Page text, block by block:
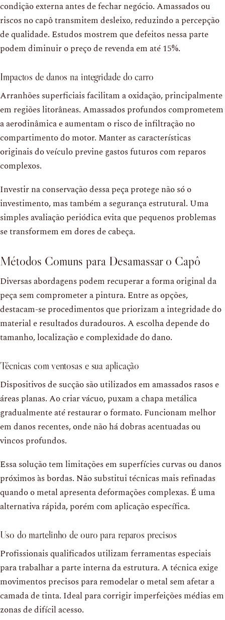
condição externa antes de fechar negócio. Amassados ou
riscos no capô transmitem desleixo, reduzindo a percepção
de qualidade. Estudos mostrem que defeitos nessa parte
podem diminuir o preço de revenda em até 15%.
Impactos de danos na integridade do carro
Arranhões superficiais facilitam a oxidação, principalmente
em regiões litorâneas. Amassados profundos comprometem
a aerodinâmica e aumentam o risco de infiltração no
compartimento do motor. Manter as características
originais do veículo previne gastos futuros com reparos
complexos.
Investir na conservação dessa peça protege não só o
investimento, mas também a segurança estrutural. Uma
simples avaliação periódica evita que pequenos problemas
se transformem em dores de cabeça.
Métodos Comuns para Desamassar o Capô
Diversas abordagens podem recuperar a forma original da
peça sem comprometer a pintura. Entre as opções,
destacam-se procedimentos que priorizam a integridade do
material e resultados duradouros. A escolha depende do
tamanho, localização e complexidade do dano.
Técnicas com ventosas e sua aplicação
Dispositivos de sucção são utilizados em amassados rasos e
áreas planas. Ao criar vácuo, puxam a chapa metálica
gradualmente até restaurar o formato. Funcionam melhor
em danos recentes, onde não há dobras acentuadas ou
vincos profundos.
Essa solução tem limitações em superfícies curvas ou danos
próximos às bordas. Não substitui técnicas mais refinadas
quando o metal apresenta deformações complexas. É uma
alternativa rápida, porém com aplicação específica.
Uso do martelinho de ouro para reparos precisos
Profissionais qualificados utilizam ferramentas especiais
para trabalhar a parte interna da estrutura. A técnica exige
movimentos precisos para remodelar o metal sem afetar a
camada de tinta. Ideal para corrigir imperfeições médias em
zonas de difícil acesso.